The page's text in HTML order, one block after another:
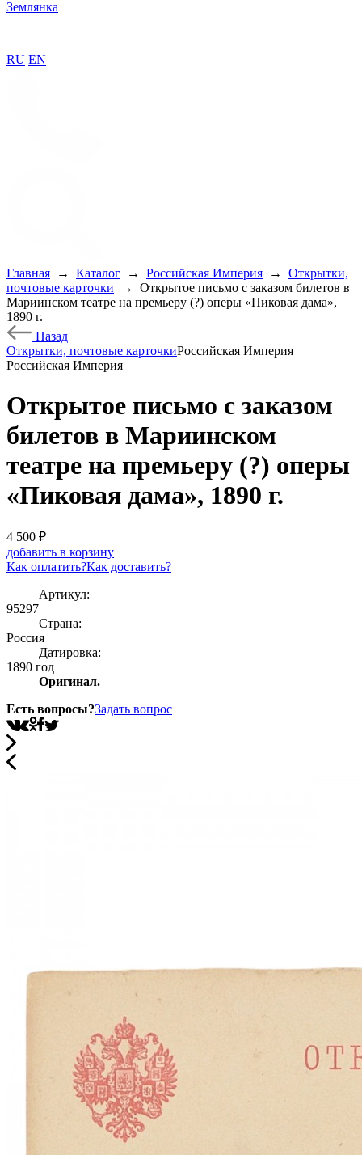
Землянка
RU EN
Главная → Каталог → Российская Империя →
Открытки,
почтовые карточки
→
Открытое письмо с заказом билетов в
Мариинском театре на премьеру (?) оперы «Пиковая дама»,
1890 г.
Назад
Открытки, почтовые карточкиРоссийская Империя
Российская Империя
Открытое письмо с заказом
билетов в Мариинском
театре на премьеру (?) оперы
«Пиковая дама», 1890 г.
4 500 ₽
добавить в корзину
Как оплатить?Как доставить?
Артикул:
95297
Страна:
Россия
Датировка:
1890 год
Оригинал.
Есть вопросы?Задать вопрос